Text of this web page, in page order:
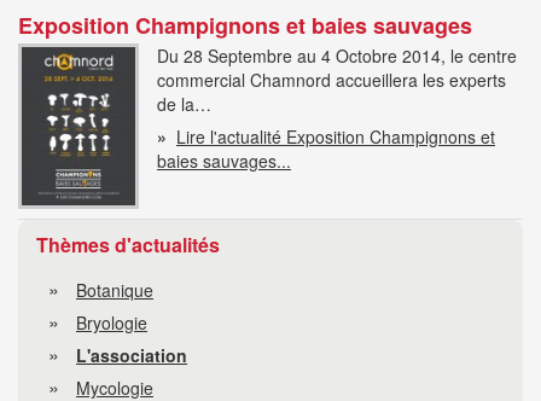
Exposition Champignons et baies sauvages
Du 28 Septembre au 4 Octobre 2014, le centre
commercial Chamnord accueillera les experts
de la…
» Lire l'actualité Exposition Champignons et
baies sauvages...
Thèmes d'actualités
Botanique
Bryologie
L'association
Mycologie